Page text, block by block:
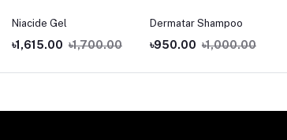
Niacide Gel
৳1,615.00 ৳1,700.00
Dermatar Shampoo
৳950.00 ৳1,000.00